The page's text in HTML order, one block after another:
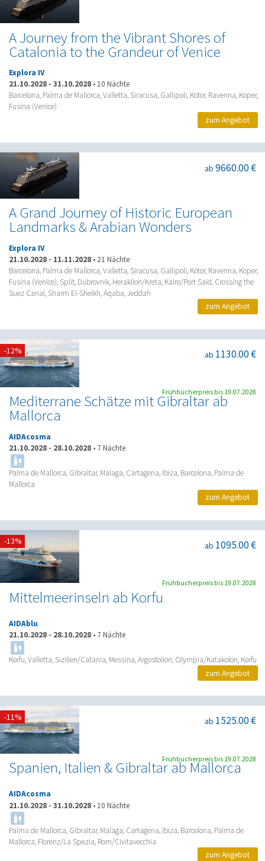
A Journey from the Vibrant Shores of
Catalonia to the Grandeur of Venice
Explora IV
21.10.2028 - 31.10.2028 • 10 Nächte
Barcelona, Palma de Mallorca, Valletta, Siracusa, Gallipoli, Kotor, Ravenna, Koper,
Fusina (Venice)
zum Angebot
A Grand Journey of Historic European
Landmarks & Arabian Wonders
ab 9660.00 €
Explora IV
21.10.2028 - 11.11.2028 • 21 Nächte
Barcelona, Palma de Mallorca, Valletta, Siracusa, Gallipoli, Kotor, Ravenna, Koper,
Fusina (Venice), Split, Dubrovnik, Heraklion/Kreta, Kairo/Port Said, Crossing the
Suez Canal, Sharm El-Sheikh, Aqaba, Jeddah
zum Angebot
Mediterrane Schätze mit Gibraltar ab
Mallorca
ab 1130.00 €
AIDAcosma
21.10.2028 - 28.10.2028 • 7 Nächte
Palma de Mallorca, Gibraltar, Malaga, Cartagena, Ibiza, Barcelona, Palma de
Mallorca
-12%
Frühbucherpreis bis 19.07.2028
zum Angebot
Mittelmeerinseln ab Korfu
ab 1095.00 €
AIDAblu
21.10.2028 - 28.10.2028 • 7 Nächte
Korfu, Valletta, Sizilien/Catania, Messina, Argostolion, Olympia/Katakolon, Korfu
-13%
Frühbucherpreis bis 19.07.2028
zum Angebot
Spanien, Italien & Gibraltar ab Mallorca
ab 1525.00 €
AIDAcosma
21.10.2028 - 31.10.2028 • 10 Nächte
Palma de Mallorca, Gibraltar, Malaga, Cartagena, Ibiza, Barcelona, Palma de
Mallorca, Florenz/La Spezia, Rom/Civitavecchia
-11%
Frühbucherpreis bis 19.07.2028
zum Angebot